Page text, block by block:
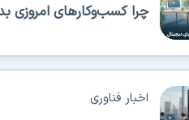
چرا کسب‌وکارهای امروزی
اخبار فناوری